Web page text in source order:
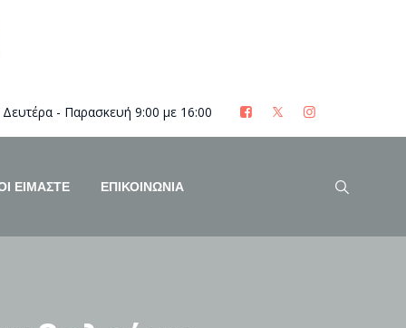
Δευτέρα - Παρασκευή 9:00 με 16:00
ΕΊΜΑΣΤΕ ΕΠΙΚΟΙΝΩΝΙΑ